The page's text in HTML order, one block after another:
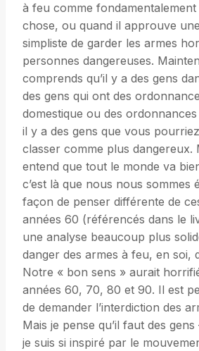
à feu comme
chose, ou quand il approuve
simpliste de garder les armes
personnes dangereuses.
comprends qu’il y a des gens
des gens qui ont des
domestique ou des ordonnances
il y a des gens que vous
classer comme plus dangereux.
entend que tout le monde va
c’est là que nous nous sommes
façon de penser différente de
années 60 (référencés dans le
une analyse beaucoup plus
danger des armes à feu, en soi,
Notre « bon sens » aurait
années 60, 70, 80 et 90. Il est
de demander l’interdiction des
Mais je pense qu’il faut des gens
je suis si inspiré par le